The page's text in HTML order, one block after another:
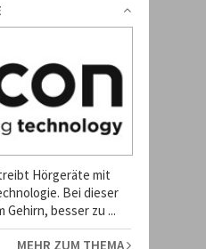
Hörgeräte mit
Bei dieser
besser zu ...
MEHR ZUM THEMA